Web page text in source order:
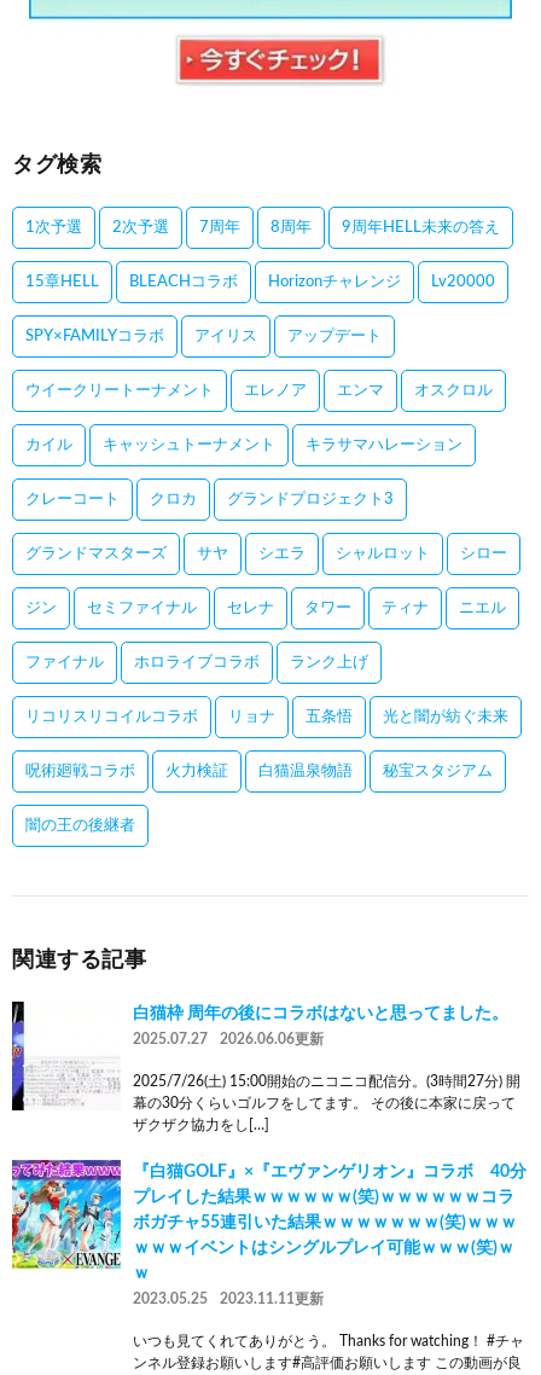
タグ検索
1次予選 2次予選 7周年 8周年 9周年HELL未来の答え
15章HELL BLEACHコラボ Horizonチャレンジ Lv20000
SPY×FAMILYコラボ アイリス アップデート
ウイークリートーナメント エレノア エンマ オスクロル
カイル キャッシュトーナメント キラサマハレーション
クレーコート クロカ グランドプロジェクト3
グランドマスターズ サヤ シエラ シャルロット シロー
ジン セミファイナル セレナ タワー ティナ ニエル
ファイナル ホロライブコラボ ランク上げ
リコリスリコイルコラボ リョナ 五条悟 光と闇が紡ぐ未来
呪術廻戦コラボ 火力検証 白猫温泉物語 秘宝スタジアム
闇の王の後継者
関連する記事
白猫枠 周年の後にコラボはないと思ってました。
2025.07.27 2026.06.06更新
2025/7/26(土) 15:00開始のニコニコ配信分。(3時間27分) 開
幕の30分くらいゴルフをしてます。 その後に本家に戻って
ザクザク協力をし[…]
『白猫GOLF』×『エヴァンゲリオン』コラボ 40分
プレイした結果ｗｗｗｗｗｗ(笑)ｗｗｗｗｗｗコラ
ボガチャ55連引いた結果ｗｗｗｗｗｗｗ(笑)ｗｗｗ
ｗｗｗイベントはシングルプレイ可能ｗｗｗ(笑)ｗ
ｗ
2023.05.25 2023.11.11更新
いつも見てくれてありがとう。 Thanks for watching！ #チャ
ンネル登録お願いします#高評価お願いします この動画が良